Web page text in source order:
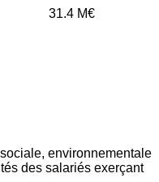
31.4 M€
environnementale
des salariés exerçant